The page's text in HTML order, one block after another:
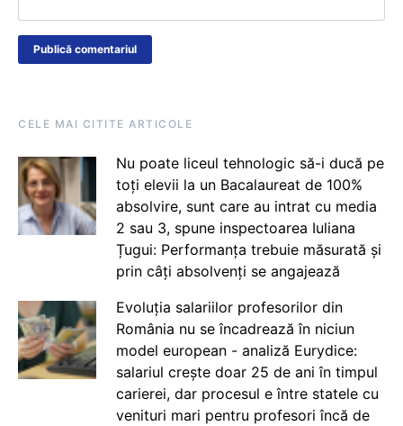
CELE MAI CITITE ARTICOLE
Nu poate liceul tehnologic să-i ducă pe
toți elevii la un Bacalaureat de 100%
absolvire, sunt care au intrat cu media
2 sau 3, spune inspectoarea Iuliana
Țugui: Performanța trebuie măsurată și
prin câți absolvenți se angajează
Evoluția salariilor profesorilor din
România nu se încadrează în niciun
model european - analiză Eurydice:
salariul crește doar 25 de ani în timpul
carierei, dar procesul e între statele cu
venituri mari pentru profesori încă de